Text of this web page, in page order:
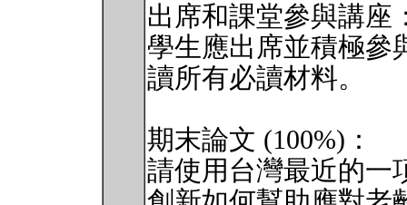
出席和課堂參與講座
學生應出席並積極參
讀所有必讀材料。
期末論文 (100%)：
請使用台灣最近的一